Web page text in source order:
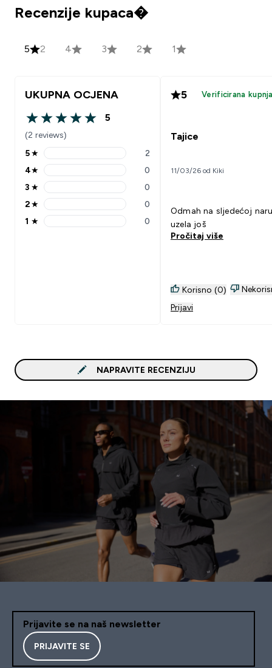
Recenzije kupaca�
5 2 4 3 2 1
UKUPNA OCJENA
5 out of 5 stars
5
(2 reviews)
5 stars rating 2 reviews
5★ 2
4 stars rating 0 reviews
4★ 0
3 stars rating 0 reviews
3 ★ 0
2 stars rating 0 reviews
2★ 0
1 stars rating 0 reviews
1 ★ 0
5 Verificirana
Tajice
11/03/26 od Kiki
Odmah na sljedećoj
uzela još
Pročitaj više
Korisno (0)
Prijavi
NAPRAVITE RECENZIJU
Prijavite se na naš newsletter
PRIJAVITE SE